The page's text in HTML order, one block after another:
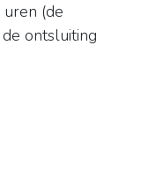
(de
ontsluiting